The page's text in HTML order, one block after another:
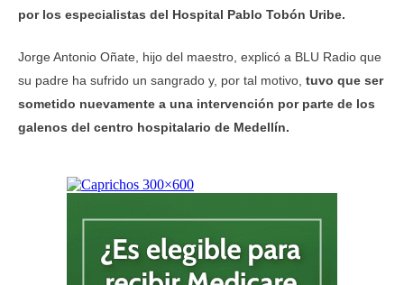
por los especialistas del Hospital Pablo Tobón Uribe.
Jorge Antonio Oñate, hijo del maestro, explicó a BLU Radio que
su padre ha sufrido un sangrado y, por tal motivo, tuvo que ser
sometido nuevamente a una intervención por parte de los
galenos del centro hospitalario de Medellín.